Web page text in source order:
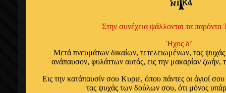
Στην συνέχεια ψάλλονται τα παρόντα
Ήχος δ’
Μετά πνευμάτων δικαίων, τετελειωμένων, τας
ανάπαυσον, φυλάττων αυτάς, εις την μακαρίαν ζωήν,
Εις την κατάπαυσίν σου Κυριε, όπου πάντες οι άγιοί
τας ψυχάς των δούλων σου, ότι μόνος